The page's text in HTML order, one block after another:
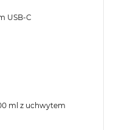
USB-C
ml z uchwytem